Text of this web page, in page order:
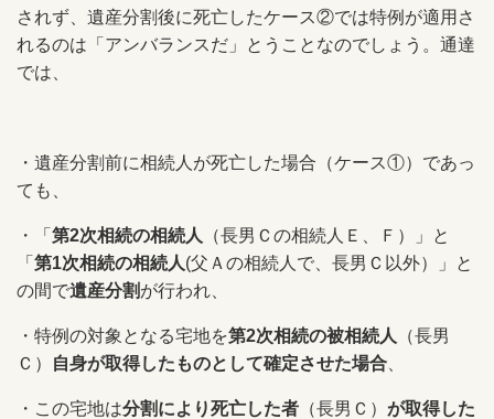
されず、 遺産分割後に死亡したケース②では特例が適用さ
れるのは「アンバランスだ」とうことなのでしょう。 通達
では、
・遺産分割前に相続人が死亡した場合（ケース①）であっ
ても、
・「 第2次相続の相続人
（長男Ｃの相続人Ｅ、Ｆ）」と
「 第1次相続の相続人(父Ａの相続人で、長男Ｃ以外）」と
の間で遺産分割が行われ、
・特例の対象となる宅地を第2次相続の被相続人
（長男
Ｃ）
自身が取得したものとして確定させた場合
・この宅地は分割により死亡した者 （長男Ｃ） が取得した